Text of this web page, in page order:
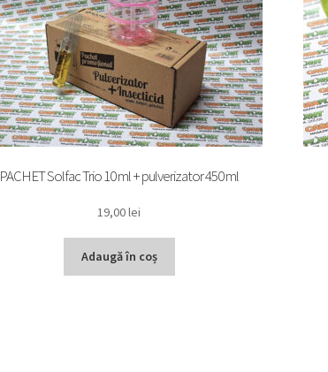
PACHET Solfac Trio 10 ml + pulverizator 450 ml
19,00lei
Adaugă în coș